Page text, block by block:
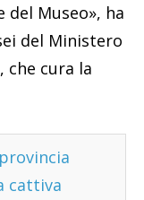
Museo», ha
del Ministero
che cura la
cattiva